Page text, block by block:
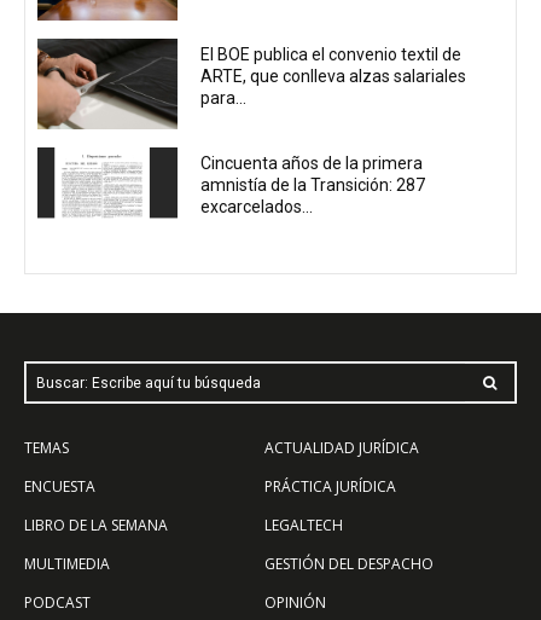
El BOE publica el convenio textil de
ARTE, que conlleva alzas salariales
para...
Cincuenta años de la primera
amnistía de la Transición: 287
excarcelados...
Buscar: Escribe aquí tu búsqueda
TEMAS
ENCUESTA
LIBRO DE LA SEMANA
MULTIMEDIA
PODCAST
ACTUALIDAD JURÍDICA
PRÁCTICA JURÍDICA
LEGALTECH
GESTIÓN DEL DESPACHO
OPINIÓN